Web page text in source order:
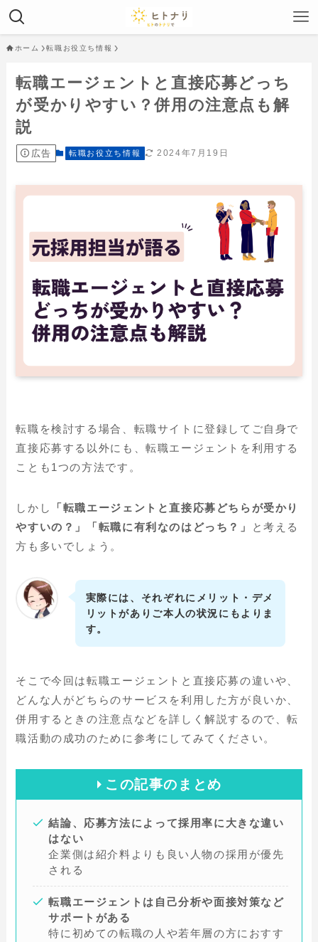
ホーム 転職お役立ち情報
転職エージェントと直接応募どっち
が受かりやすい？併用の注意点も解
説
広告 転職お役立ち情報 2024年7月19日
転職を検討する場合、転職サイトに登録してご自身で
直接応募する以外にも、転職エージェントを利用する
ことも1つの方法です。
しかし
「転職エージェントと直接応募どちらが受かり
やすいの？」「転職に有利なのはどっち？」
と考える
方も多いでしょう。
実際には、それぞれにメリット・デメ
リットがありご本人の状況にもよりま
す。
そこで今回は転職エージェントと直接応募の違いや、
どんな人がどちらのサービスを利用した方が良いか、
併用するときの注意点などを詳しく解説するので、転
職活動の成功のために参考にしてみてください。
この記事のまとめ
結論、応募方法によって採用率に大きな違い
はない
企業側は紹介料よりも良い人物の採用が優先
される
転職エージェントは自己分析や面接対策など
サポートがある
特に初めての転職の人や若年層の方におすす